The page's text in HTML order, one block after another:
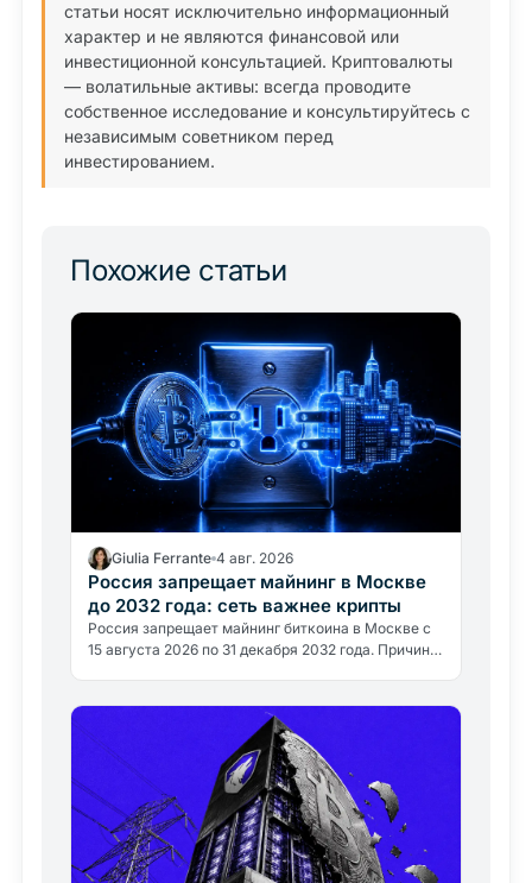
статьи носят исключительно информационный
характер и не являются финансовой или
инвестиционной консультацией. Криптовалюты
— волатильные активы: всегда проводите
собственное исследование и консультируйтесь с
независимым советником перед
инвестированием.
Похожие статьи
Giulia Ferrante 4 авг. 2026
Россия запрещает майнинг в Москве
до 2032 года: сеть важнее крипты
Россия запрещает майнинг биткоина в Москве с
15 августа 2026 по 31 декабря 2032 года. Причина